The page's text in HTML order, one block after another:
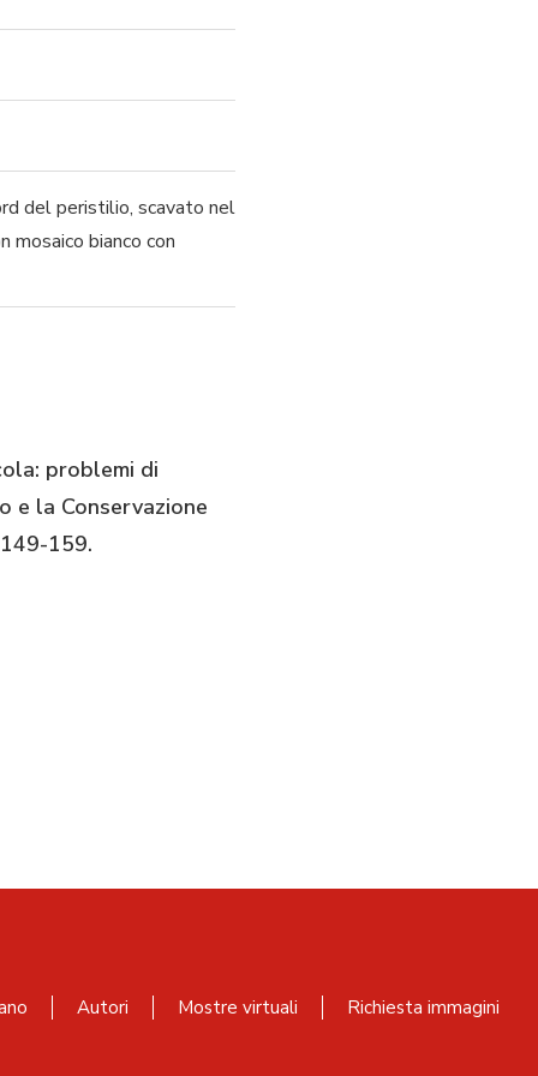
del peristilio, scavato nel
bianco con
problemi di
e la Conservazione
159.
Autori Mostre virtuali Richiesta immagini